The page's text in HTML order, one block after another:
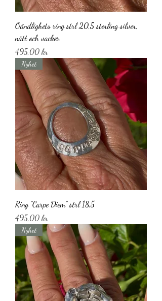
Oändlighets ring strl 20,5 sterling silver,
nätt och vacker
Pris
495,00 kr
Nyhet
Ring ”Carpe Diem” strl 18,5
Pris
495,00 kr
Nyhet